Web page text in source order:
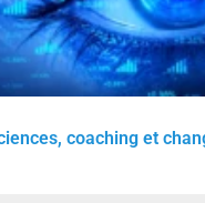
coaching et